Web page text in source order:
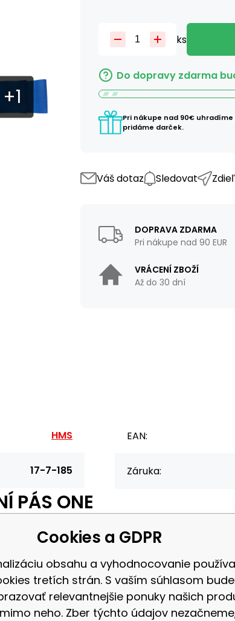
ks
Do dopravy zdarma
Pri nákupe nad 90€
pridáme darček.
Váš dotaz Sledovat
DOPRAVA ZDARMA
Pri nákupe nad 90 EUR
VRÁCENÍ ZBOŽÍ
Až do 30 dní
HMS
17-7-185
EAN:
Záruka:
PÁS ONE
v problematický partiích těla jako je pas a
zároveň zlepšuje krevní oběh. Díky přizpůsobivému
Cookies a GDPR
obsahu a vyhodnocovanie
tretích strán. S vaším súhlasom
relevantnejšie ponuky našich
neho. Zber týchto údajov